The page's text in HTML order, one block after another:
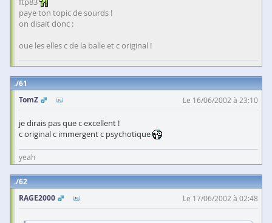
paye ton topic de sourds !
on disait donc :
oue les elles c de la balle et c original !
61
TomZ
Le 16/06/2002 à 23:10
je dirais pas que c excellent !
c original c immergent c psychotique
yeah
62
RAGE2000
Le 17/06/2002 à 02:48